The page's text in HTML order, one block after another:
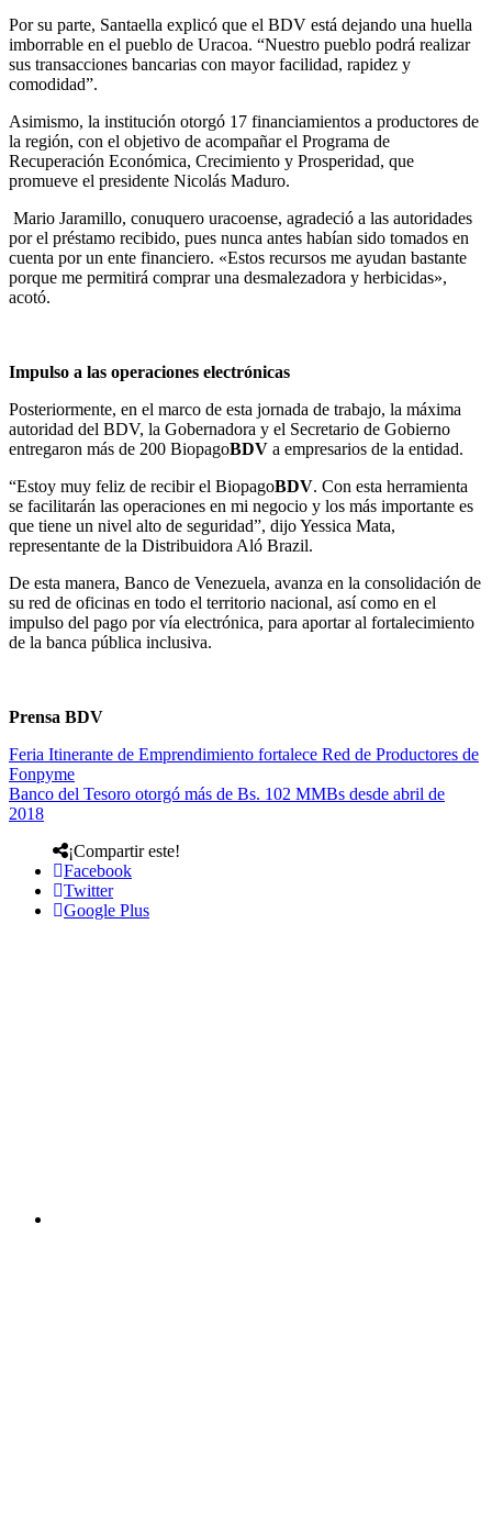
Por su parte, Santaella explicó que el BDV está dejando una huella
imborrable en el pueblo de Uracoa. “Nuestro pueblo podrá realizar
sus transacciones bancarias con mayor facilidad, rapidez y
comodidad”.
Asimismo, la institución otorgó 17 financiamientos a productores de
la región, con el objetivo de acompañar el Programa de
Recuperación Económica, Crecimiento y Prosperidad, que
promueve el presidente Nicolás Maduro.
Mario Jaramillo, conuquero uracoense, agradeció a las autoridades
por el préstamo recibido, pues nunca antes habían sido tomados en
cuenta por un ente financiero. «Estos recursos me ayudan bastante
porque me permitirá comprar una desmalezadora y herbicidas»,
acotó.
Impulso a las operaciones electrónicas
Posteriormente, en el marco de esta jornada de trabajo, la máxima
autoridad del BDV, la Gobernadora y el Secretario de Gobierno
entregaron más de 200 BiopagoBDV a empresarios de la entidad.
“Estoy muy feliz de recibir el BiopagoBDV. Con esta herramienta
se facilitarán las operaciones en mi negocio y los más importante es
que tiene un nivel alto de seguridad”, dijo Yessica Mata,
representante de la Distribuidora Aló Brazil.
De esta manera, Banco de Venezuela, avanza en la consolidación de
su red de oficinas en todo el territorio nacional, así como en el
impulso del pago por vía electrónica, para aportar al fortalecimiento
de la banca pública inclusiva.
Prensa BDV
Feria Itinerante de Emprendimiento fortalece Red de Productores de
Fonpyme
Banco del Tesoro otorgó más de Bs. 102 MMBs desde abril de
2018
¡Compartir este!
Facebook
Twitter
Google Plus